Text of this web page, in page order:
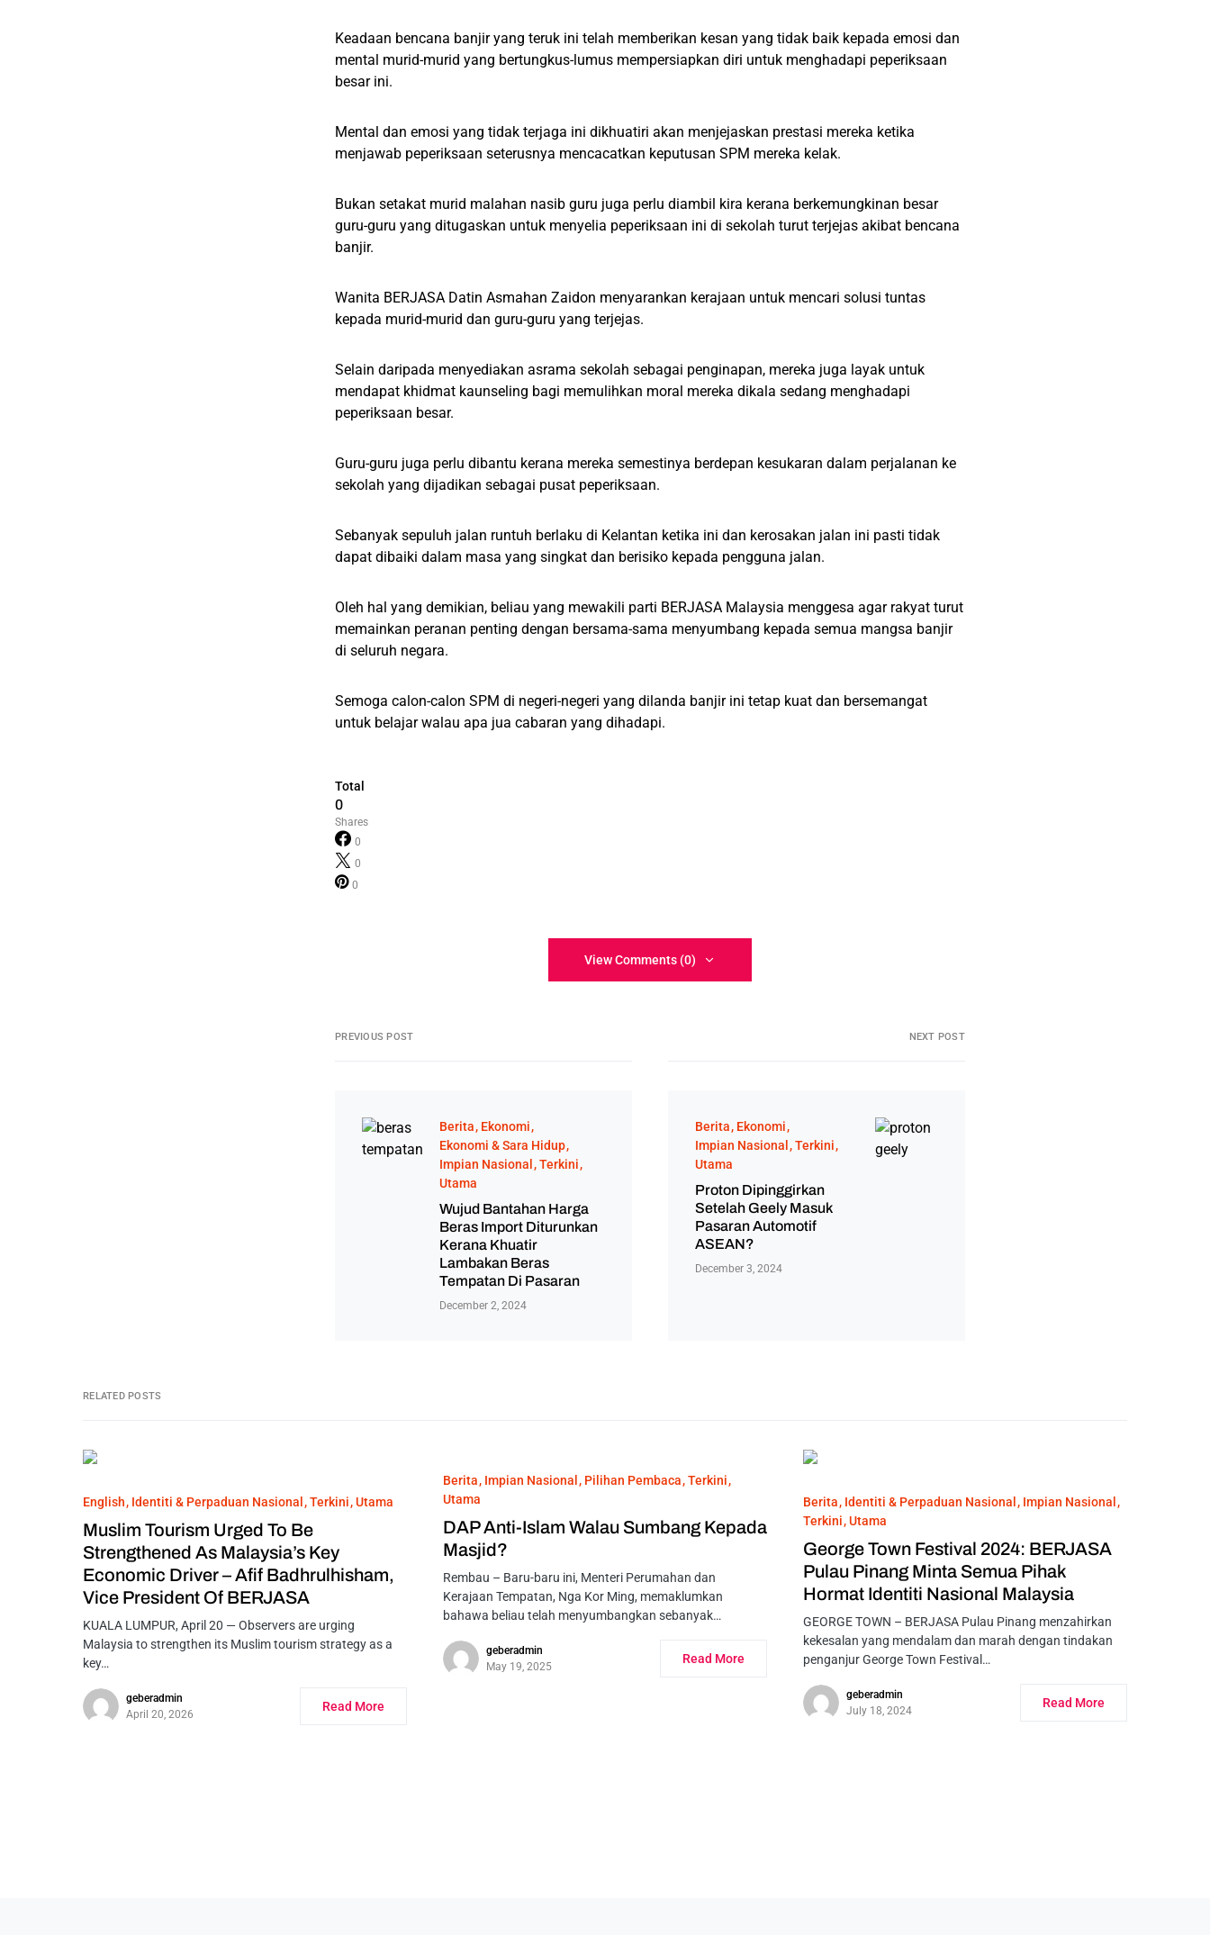
Keadaan bencana banjir yang teruk ini telah memberikan kesan yang tidak baik kepada emosi dan
mental murid-murid yang bertungkus-lumus mempersiapkan diri untuk menghadapi peperiksaan
besar ini.
Mental dan emosi yang tidak terjaga ini dikhuatiri akan menjejaskan prestasi mereka ketika
menjawab peperiksaan seterusnya mencacatkan keputusan SPM mereka kelak.
Bukan setakat murid malahan nasib guru juga perlu diambil kira kerana berkemungkinan besar
guru-guru yang ditugaskan untuk menyelia peperiksaan ini di sekolah turut terjejas akibat bencana
banjir.
Wanita BERJASA Datin Asmahan Zaidon menyarankan kerajaan untuk mencari solusi tuntas
kepada murid-murid dan guru-guru yang terjejas.
Selain daripada menyediakan asrama sekolah sebagai penginapan, mereka juga layak untuk
mendapat khidmat kaunseling bagi memulihkan moral mereka dikala sedang menghadapi
peperiksaan besar.
Guru-guru juga perlu dibantu kerana mereka semestinya berdepan kesukaran dalam perjalanan ke
sekolah yang dijadikan sebagai pusat peperiksaan.
Sebanyak sepuluh jalan runtuh berlaku di Kelantan ketika ini dan kerosakan jalan ini pasti tidak
dapat dibaiki dalam masa yang singkat dan berisiko kepada pengguna jalan.
Oleh hal yang demikian, beliau yang mewakili parti BERJASA Malaysia menggesa agar rakyat turut
memainkan peranan penting dengan bersama-sama menyumbang kepada semua mangsa banjir
di seluruh negara.
Semoga calon-calon SPM di negeri-negeri yang dilanda banjir ini tetap kuat dan bersemangat
untuk belajar walau apa jua cabaran yang dihadapi.
Total
0
Shares
0
0
0
View Comments (0)
PREVIOUS POST
Berita Ekonomi
Ekonomi & Sara Hidup
Impian Nasional
Terkini
Utama
Wujud Bantahan Harga
Beras Import Diturunkan
Kerana Khuatir
Lambakan Beras
Tempatan Di Pasaran
December 2, 2024
NEXT POST
Berita Ekonomi
Impian Nasional
Terkini
Utama
Proton Dipinggirkan
Setelah Geely Masuk
Pasaran Automotif
ASEAN?
December 3, 2024
RELATED POSTS
English Identiti & Perpaduan Nasional Terkini Utama
Muslim Tourism Urged To Be
Strengthened As Malaysia’s Key
Economic Driver – Afif Badhrulhisham,
Vice President Of BERJASA
KUALA LUMPUR, April 20 — Observers are urging
Malaysia to strengthen its Muslim tourism strategy as a
key…
geberadmin
April 20, 2026
Read More
Berita Impian Nasional Pilihan Pembaca Terkini
Utama
DAP Anti-Islam Walau Sumbang Kepada
Masjid?
Rembau – Baru-baru ini, Menteri Perumahan dan
Kerajaan Tempatan, Nga Kor Ming, memaklumkan
bahawa beliau telah menyumbangkan sebanyak…
geberadmin
May 19, 2025
Read More
Berita Identiti & Perpaduan Nasional
Impian Nasional
Terkini Utama
George Town Festival 2024: BERJASA
Pulau Pinang Minta Semua Pihak
Hormat Identiti Nasional Malaysia
GEORGE TOWN – BERJASA Pulau Pinang menzahirkan
kekesalan yang mendalam dan marah dengan tindakan
penganjur George Town Festival…
geberadmin
July 18, 2024
Read More